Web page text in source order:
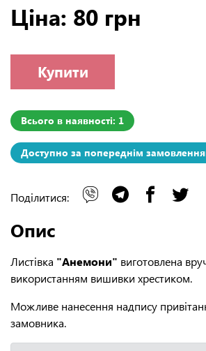
Ціна: 80 грн
Купити
Всього в наявності: 1
Доступно за попереднім
Поділитися:
Опис
Листівка "Анемони" виготовлена
використанням вишивки хрестиком.
Можливе нанесення надпису
замовника.